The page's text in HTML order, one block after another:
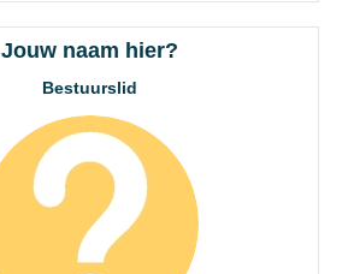
Jouw naam hier?
Bestuurslid